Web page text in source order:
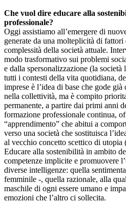
Che vuol dire educare alla
professionale?
Oggi assistiamo all’emergere di
generate da una molteplicità di
complessità della società attuale.
modo trasformativo sui problemi
e dalla spersonalizzazione (la
tutti i contesti della vita quotidiana,
imprese è l’idea di base che gode
nella collettività, ma è compito
permanente, a partire dai primi anni
formazione professionale continua,
“apprendimento” che abitui a
verso una società che sostituisca
al vecchio concetto scettico di
Educare alla sostenibilità in ambito
competenze implicite e promuovere
diverse intelligenze: quella
femminile -, quella razionale, alla
maschile di ogni essere umano e
emozioni che l’altro ci sollecita.